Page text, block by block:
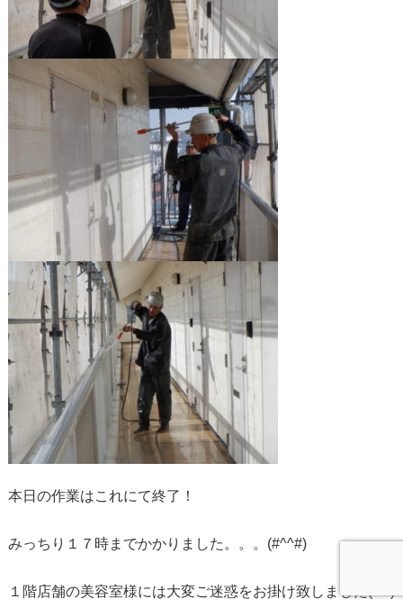
本日の作業はこれにて終了！
みっちり１７時までかかりました。。。(#^^#)
１階店舗の美容室様には大変ご迷惑をお掛け致しました(*- -)